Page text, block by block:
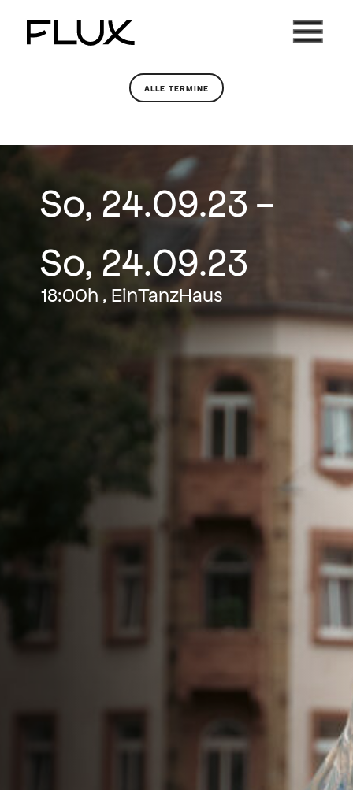
Inhalt
ALLE TERMINE
So, 24.09.23 -
So, 24.09.23
18:00h , EinTanzHaus